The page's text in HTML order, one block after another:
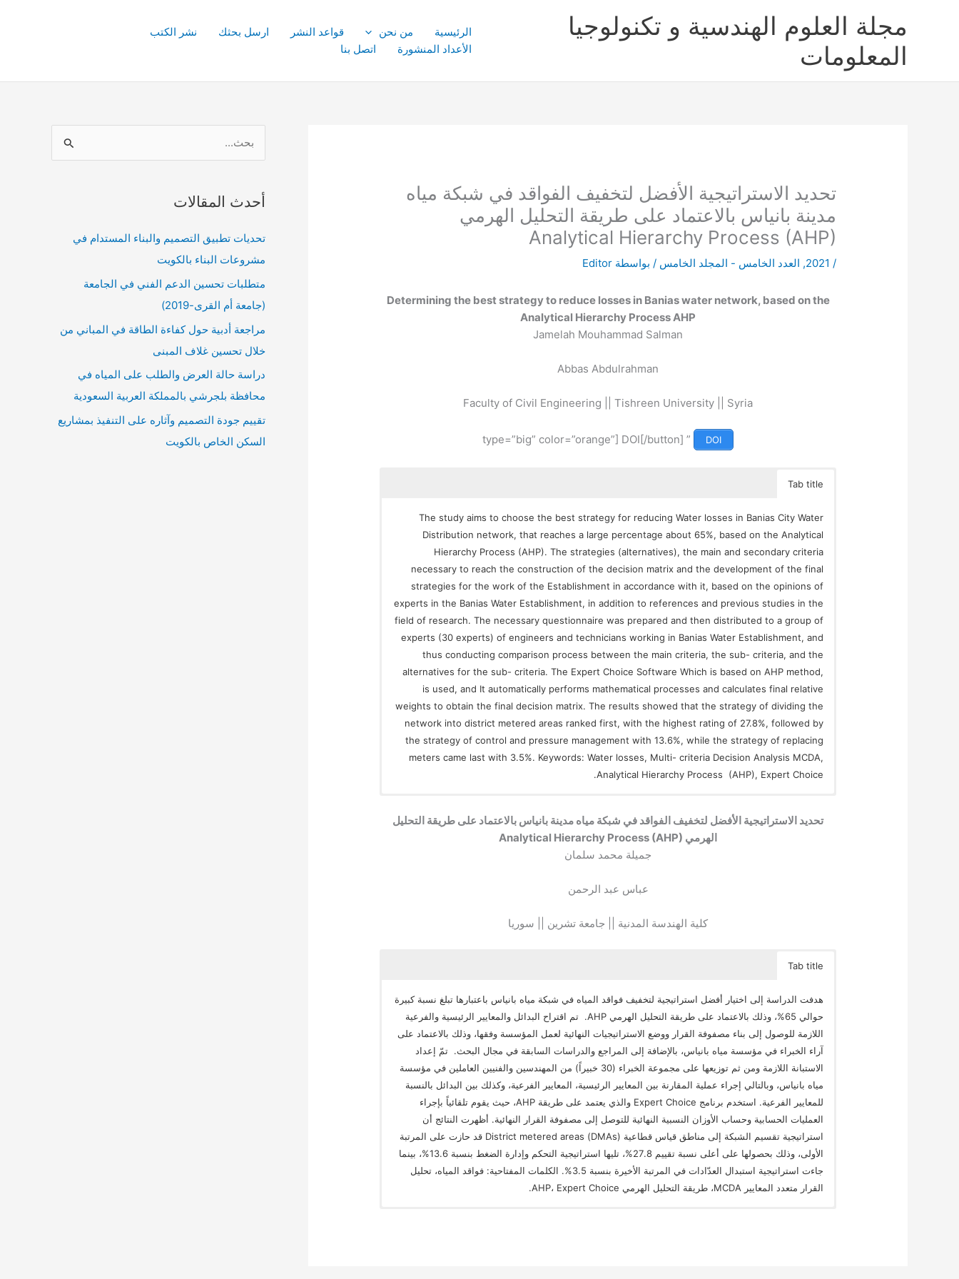
مجلة العلوم الهندسية و تكنولوجيا
المعلومات
الرئيسية من نحن قواعد النشر ارسل بحثك
نشر الكتب
الأعداد المنشورة
اتصل بنا
تحديد الاستراتيجية الأفضل لتخفيف الفواقد في شبكة مياه
مدينة بانياس بالاعتماد على طريقة التحليل الهرمي
Analytical Hierarchy Process (AHP)
/
2021
, العدد الخامس - المجلد الخامس / بواسطة Editor
Determining the best strategy to reduce losses in Banias water network, based on the
Analytical Hierarchy Process AHP
Jamelah Mouhammad Salman
Abbas Abdulrahman
Faculty of Civil Engineering || Tishreen University || Syria
DOI
” type=”big” color=”orange”] DOI[/button]
Tab title
The study aims to choose the best strategy for reducing Water losses in Banias City Water
Distribution network, that reaches a large percentage about 65%, based on the Analytical
Hierarchy Process (AHP). The strategies (alternatives), the main and secondary criteria
necessary to reach the construction of the decision matrix and the development of the final
strategies for the work of the Establishment in accordance with it, based on the opinions of
experts in the Banias Water Establishment, in addition to references and previous studies in the
field of research. The necessary questionnaire was prepared and then distributed to a group of
experts (30 experts) of engineers and technicians working in Banias Water Establishment, and
thus conducting comparison process between the main criteria, the sub- criteria, and the
alternatives for the sub- criteria. The Expert Choice Software Which is based on AHP method,
is used, and It automatically performs mathematical processes and calculates final relative
weights to obtain the final decision matrix. The results showed that the strategy of dividing the
network into district metered areas ranked first, with the highest rating of 27.8%, followed by
the strategy of control and pressure management with 13.6%, while the strategy of replacing
meters came last with 3.5%. Keywords: Water losses, Multi- criteria Decision Analysis MCDA,
Analytical Hierarchy Process (AHP), Expert Choice.
تحديد الاستراتيجية الأفضل لتخفيف الفواقد في شبكة مياه مدينة بانياس بالاعتماد على طريقة التحليل
الهرمي Analytical Hierarchy Process (AHP)
جميلة محمد سلمان
عباس عبد الرحمن
كلية الهندسة المدنية || جامعة تشرين || سوريا
Tab title
هدفت الدراسة إلى اختيار أفضل استراتيجية لتخفيف فواقد المياه في شبكة مياه بانياس باعتبارها تبلغ نسبة كبيرة
حوالي 65%، وذلك بالاعتماد على طريقة التحليل الهرمي AHP. تم اقتراح البدائل والمعايير الرئيسية والفرعية
اللازمة للوصول إلى بناء مصفوفة القرار ووضع الاستراتيجيات النهائية لعمل المؤسسة وفقها، وذلك بالاعتماد على
آراء الخبراء في مؤسسة مياه بانياس، بالإضافة إلى المراجع والدراسات السابقة في مجال البحث. تمّ إعداد
الاستبانة اللازمة ومن ثم توزيعها على مجموعة الخبراء (30 خبيراً) من المهندسين والفنيين العاملين في مؤسسة
مياه بانياس، وبالتالي إجراء عملية المقارنة بين المعايير الرئيسية، المعايير الفرعية، وكذلك بين البدائل بالنسبة
للمعايير الفرعية. استخدم برنامج Expert Choice والذي يعتمد على طريقة AHP، حيث يقوم تلقائياً بإجراء
العمليات الحسابية وحساب الأوزان النسبية النهائية للتوصل إلى مصفوفة القرار النهائية. أظهرت النتائج أن
استراتيجية تقسيم الشبكة إلى مناطق قياس قطاعية (DMAs) District metered areas قد حازت على المرتبة
الأولى، وذلك بحصولها على أعلى نسبة تقييم 27.8%، تليها استراتيجية التحكم وإدارة الضغط بنسبة 13.6%، بينما
جاءت استراتيجية استبدال العدّادات في المرتبة الأخيرة بنسبة 3.5%. الكلمات المفتاحية: فواقد المياه، تحليل
القرار متعدد المعايير MCDA، طريقة التحليل الهرمي AHP، Expert Choice.
حأحدث المقالات
تحديات تطبيق التصميم والبناء المستدام في
مشروعات البناء بالكويت
متطلبات تحسين الدعم الفني في الجامعة
(جامعة أم القرى-2019)
مراجعة أدبية حول كفاءة الطاقة في المباني من
خلال تحسين غلاف المبنى
دراسة حالة العرض والطلب على المياه في
محافظة بلجرشي بالمملكة العربية السعودية
تقييم جودة التصميم وآثاره على التنفيذ بمشاريع
السكن الخاص بالكويت